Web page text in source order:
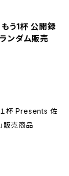
う1杯 公開録
ンダム販売
１杯 Presents 佐
販売商品